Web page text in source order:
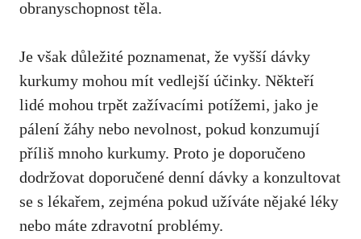
obranyschopnost ‌těla.
Je ‌však důležité poznamenat, ‍že vyšší dávky
kurkumy mohou mít vedlejší účinky. Někteří
lidé mohou trpět zažívacími potížemi, jako je
pálení žáhy nebo nevolnost,​ pokud konzumují
příliš⁢ mnoho kurkumy. Proto je doporučeno
dodržovat doporučené denní ⁢dávky a konzultovat
se s lékařem, zejména pokud užíváte nějaké léky​
nebo máte zdravotní problémy.